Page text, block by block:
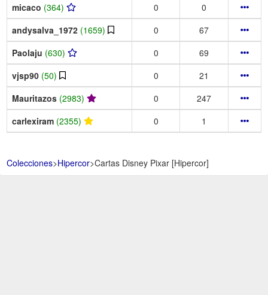
micaco (364) 0
0
andysalva_1972 (1659) 0
67
Paolaju (630) 0
69
vjsp90 (50) 0
21
Mauritazos (2983) 0
247
carlexiram (2355) 0 1
Colecciones>Hipercor>Cartas Disney Pixar [Hipercor]